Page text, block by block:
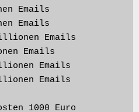
Emails
Emails
Emails
Emails
Emails
Emails
1000 Euro